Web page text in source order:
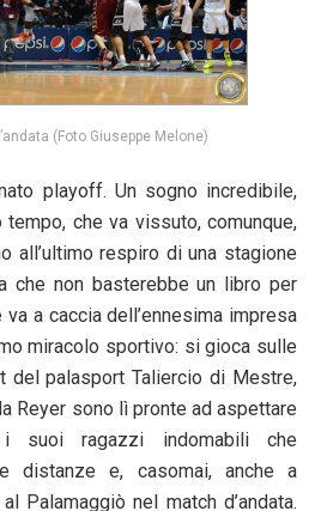
(Foto Giuseppe Melone)
playoff. Un sogno incredibile,
che va vissuto, comunque,
all’ultimo respiro di una stagione
che non basterebbe un libro per
a caccia dell’ennesima impresa
miracolo sportivo: si gioca sulle
del palasport Taliercio di Mestre,
Reyer sono lì pronte ad aspettare
suoi ragazzi indomabili che
distanze e, casomai, anche a
Palamaggiò nel match d’andata.